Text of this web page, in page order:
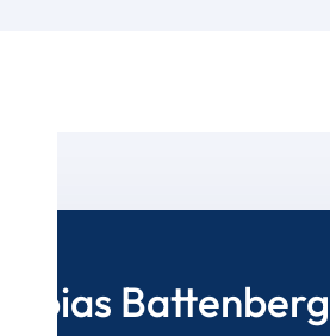
Tobias Battenberg